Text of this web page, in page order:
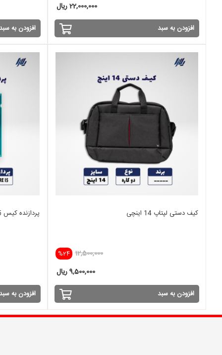
22,000,000 ریال
افزودن به سبد افزودن به سبد
کیف دستی لپتاپ 14 اینچی
%24 12,500,000
9,500,000 ریال
افزودن به سبد
پردازنده کیس I5 نسل 6 SKYLAKE
افزودن به سبد